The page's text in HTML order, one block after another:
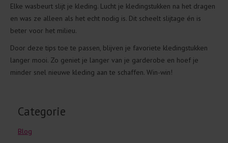
Elke wasbeurt slijt je kleding. Lucht je kledingstukken na het dragen
en was ze alleen als het echt nodig is. Dit scheelt slijtage én is
beter voor het milieu.
Door deze tips toe te passen, blijven je favoriete kledingstukken
langer mooi. Zo geniet je langer van je garderobe en hoef je
minder snel nieuwe kleding aan te schaffen. Win-win!
Categorie
Blog